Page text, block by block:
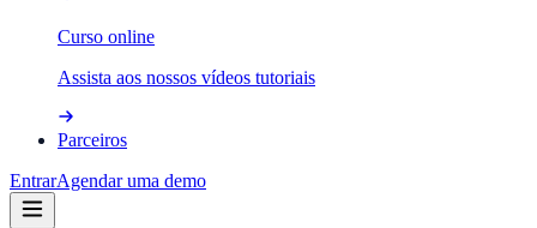
Curso online
Assista aos nossos vídeos tutoriais
Parceiros
EntrarAgendar uma demo